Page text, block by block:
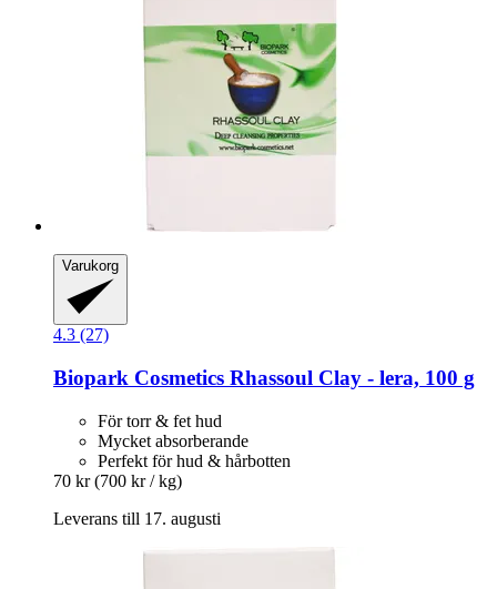
Varukorg
4.3 (27)
Biopark Cosmetics Rhassoul Clay -​ lera, 100 g
För torr & fet hud
Mycket absorberande
Perfekt för hud & hårbotten
70 kr (700 kr / kg)
Leverans till 17. augusti